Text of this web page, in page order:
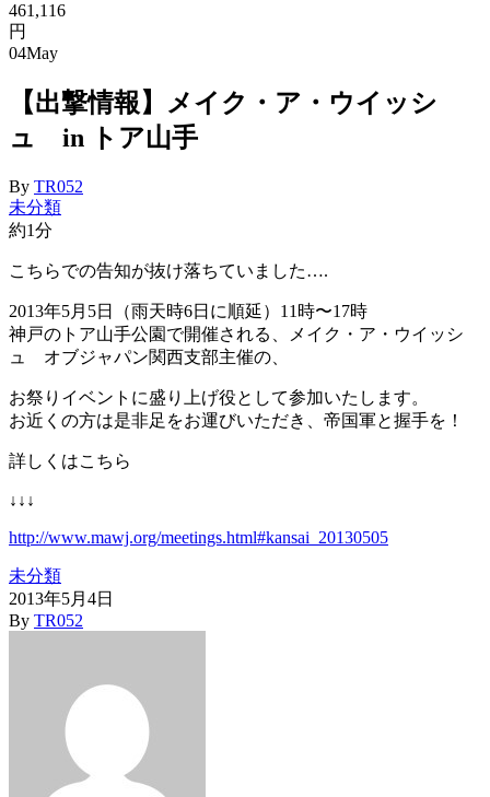
461,116
円
04May
【出撃情報】メイク・ア・ウイッシ
ュ in トア山手
By TR052
未分類
約1分
こちらでの告知が抜け落ちていました….
2013年5月5日（雨天時6日に順延）11時〜17時
神戸のトア山手公園で開催される、メイク・ア・ウイッシ
ュ オブジャパン関西支部主催の、
お祭りイベントに盛り上げ役として参加いたします。
お近くの方は是非足をお運びいただき、帝国軍と握手を！
詳しくはこちら
↓↓↓
http://www.mawj.org/meetings.html#kansai_20130505
未分類
2013年5月4日
By TR052